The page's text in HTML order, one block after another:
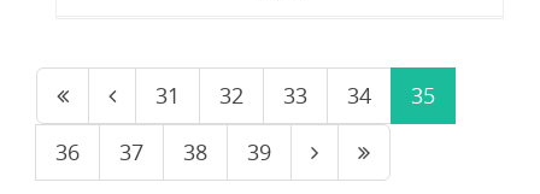
31 32 33 34
35
36
37 38 39